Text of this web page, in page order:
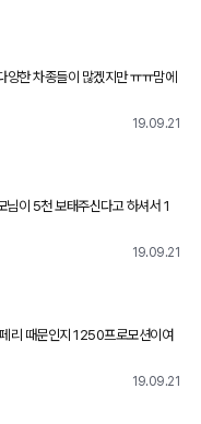
차종들이 많겠지만 ㅠㅠ맘에
19.09.21
이 5천 보태주신다고 하셔서 1
생각하는건 벤츠cls400d인데 아
19.09.21
리 때문인지 1250프로모션이여
님들 조언부탁드립니다.<br>나
19.09.21